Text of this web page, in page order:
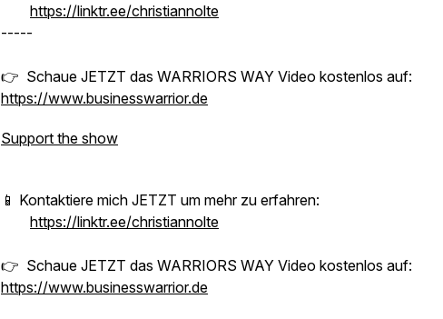
https://linktr.ee/christiannolte
-----
👉 Schaue JETZT das WARRIORS WAY Video kostenlos auf:
https://www.businesswarrior.de
Support the show
📱 Kontaktiere mich JETZT um mehr zu erfahren:
https://linktr.ee/christiannolte
👉 Schaue JETZT das WARRIORS WAY Video kostenlos auf:
https://www.businesswarrior.de